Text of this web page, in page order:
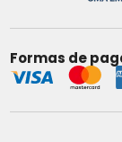
Formas de